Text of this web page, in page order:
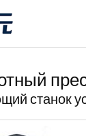
станок